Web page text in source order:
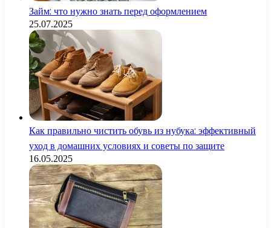
Займ: что нужно знать перед оформлением
25.07.2025
Как правильно чистить обувь из нубука: эффективный
уход в домашних условиях и советы по защите
16.05.2025